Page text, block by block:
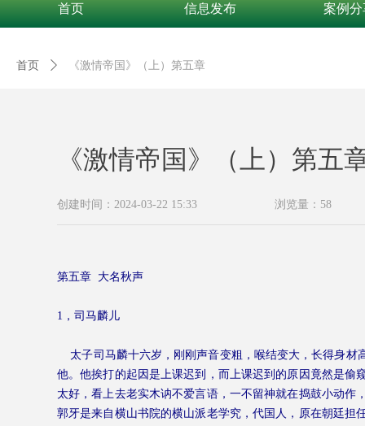
首页 信息发布 案例
《激情帝国》（上）第五
第五章 大名秋声
1 ，司马麟儿
太子司马麟十六岁，刚刚声音变粗，喉结变大，长得身
他。他挨打的起因是上课迟到，而上课迟到的原因竟然是
太好，看上去老实木讷不爱言语，一不留神就在捣鼓小动
郭牙是来自横山书院的横山派老学究，代国人，原在朝廷
创建时间： 2024-03-22 15:33 浏览量： 58
首页 ꄲ 《激情帝国》（上）第五章